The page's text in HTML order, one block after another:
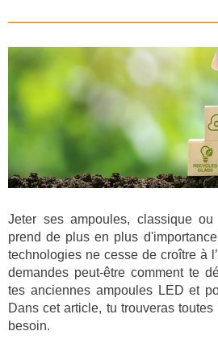
Jeter ses ampoules, classique
prend de plus en plus
technologies ne cesse de croître à
demandes peut-être comment te
tes anciennes ampoules LED et
Dans cet article, tu trouveras
besoin.